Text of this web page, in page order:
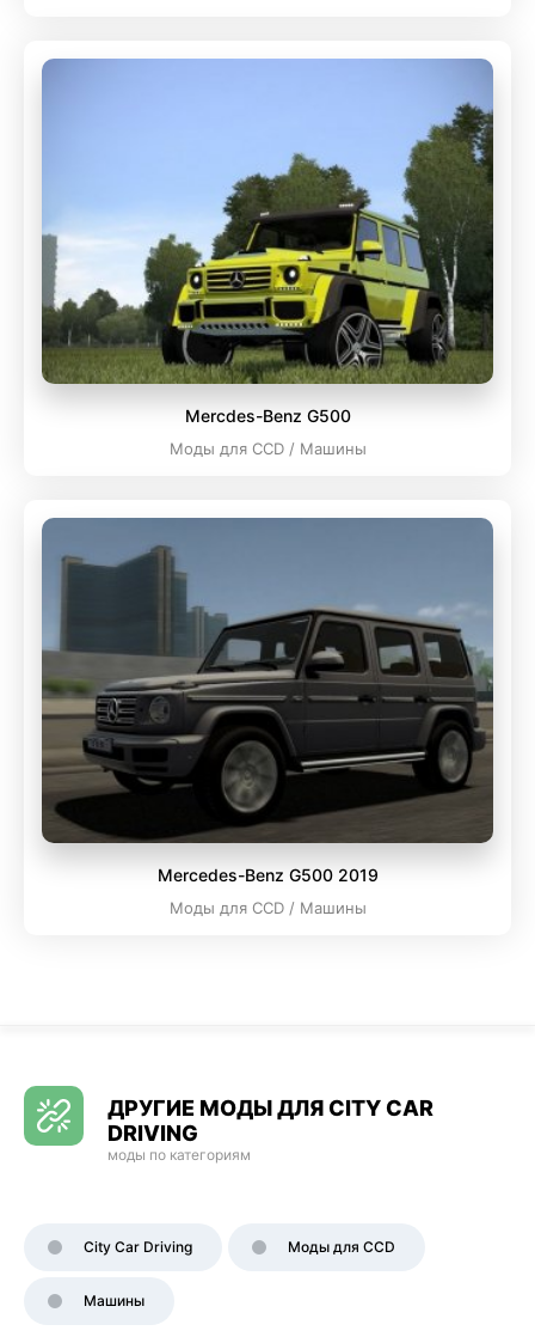
Mercdes-Benz G500
Моды для CCD / Машины
Mercedes-Benz G500 2019
Моды для CCD / Машины
ДРУГИЕ МОДЫ ДЛЯ CITY CAR
DRIVING
моды по категориям
City Car Driving Моды для CCD
Машины